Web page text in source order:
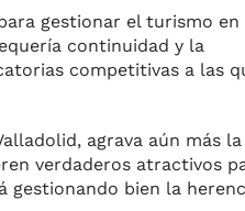
gestionar el turismo en
continuidad y la
competitivas a las
agrava aún más la
verdaderos atractivos
gestionando bien la